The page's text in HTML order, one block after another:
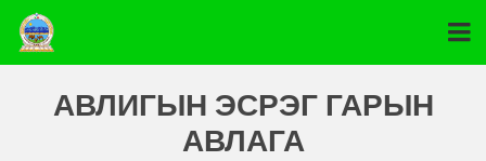
АВЛИГЫН ЭСРЭГ ГАРЫН
АВЛАГА